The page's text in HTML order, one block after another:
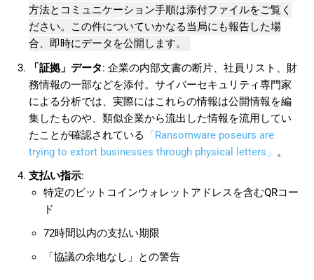
方法とコミュニケーション手順は添付ファイルをご覧く
ださい。この件についていかなる当局にも報告した場
合、即時にデータを公開します。
「証拠」データ: 企業の内部文書の断片、社員リスト、財
務情報の一部などを添付。サイバーセキュリティ専門家
による分析では、実際にはこれらの情報は公開情報を編
集したものや、類似企業から流出した情報を流用してい
たことが確認されている
「Ransomware poseurs are
trying to extort businesses through physical letters」 。
支払い指示:
特定のビットコインウォレットアドレスを含むQRコー
ド
72時間以内の支払い期限
「協議の余地なし」との警告